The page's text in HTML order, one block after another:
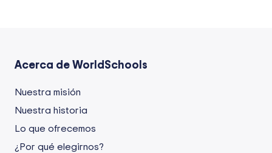
Acerca de WorldSchools
Nuestra misión
Nuestra historia
Lo que ofrecemos
¿Por qué elegirnos?